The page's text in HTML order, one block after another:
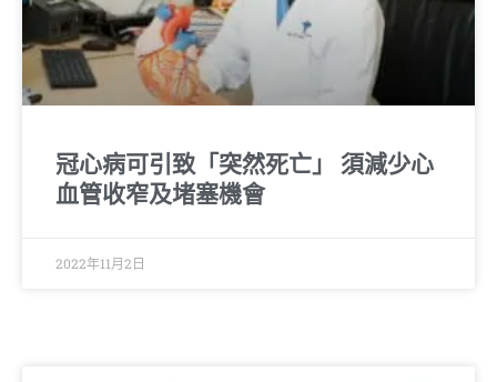
冠心病可引致「突然死亡」 須減少心
血管收窄及堵塞機會
2022年11月2日